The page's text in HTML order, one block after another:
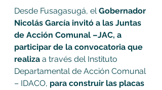
Desde Fusagasugá, el Gobernador
Nicolás García invitó a las Juntas
de Acción Comunal –JAC, a
participar de la convocatoria que
realiza a través del Instituto
Departamental de Acción Comunal
– IDACO, para construir las placas